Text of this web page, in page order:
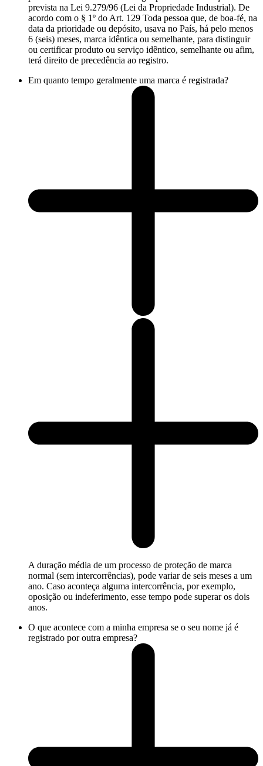
prevista na Lei 9.279/96 (Lei da Propriedade Industrial). De
acordo com o § 1º do Art. 129 Toda pessoa que, de boa-fé, na
data da prioridade ou depósito, usava no País, há pelo menos
6 (seis) meses, marca idêntica ou semelhante, para distinguir
ou certificar produto ou serviço idêntico, semelhante ou afim,
terá direito de precedência ao registro.
Em quanto tempo geralmente uma marca é registrada?
A duração média de um processo de proteção de marca
normal (sem intercorrências), pode variar de seis meses a um
ano. Caso aconteça alguma intercorrência, por exemplo,
oposição ou indeferimento, esse tempo pode superar os dois
anos.
O que acontece com a minha empresa se o seu nome já é
registrado por outra empresa?